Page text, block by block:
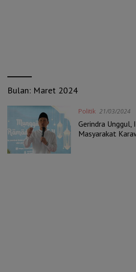
Bulan: Maret 2024
Politik 21/03/2024
Gerindra Unggul,
Masyarakat